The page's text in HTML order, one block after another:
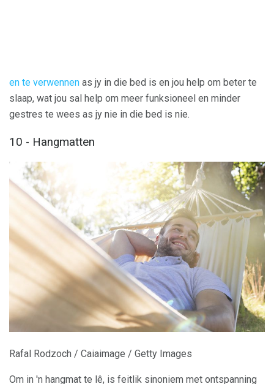
en te verwennen as jy in die bed is en jou help om beter te
slaap, wat jou sal help om meer funksioneel en minder
gestres te wees as jy nie in die bed is nie.
10 - Hangmatten
Rafal Rodzoch / Caiaimage / Getty Images
Om in 'n hangmat te lê, is feitlik sinoniem met ontspanning